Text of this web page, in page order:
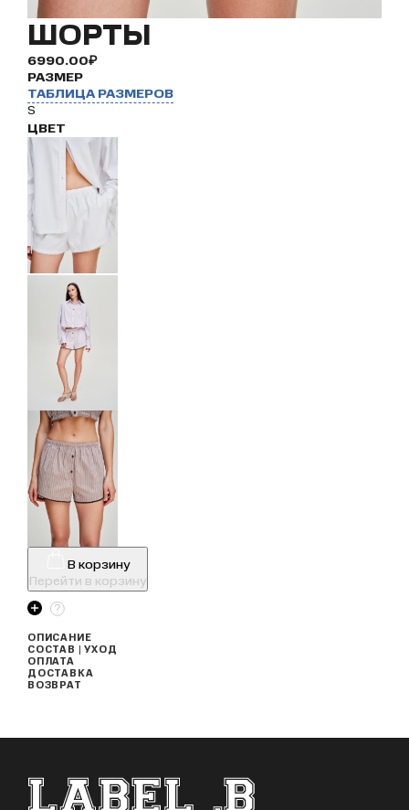
ШОРТЫ
6990.00₽
РАЗМЕР
ТАБЛИЦА РАЗМЕРОВ
S
ЦВЕТ
В корзину
Перейти в корзину
ОПИСАНИЕ
СОСТАВ | УХОД
ОПЛАТА
ДОСТАВКА
ВОЗВРАТ
ФУТЕР САЙТА